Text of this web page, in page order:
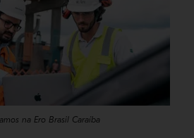
na Ero Brasil Caraíba